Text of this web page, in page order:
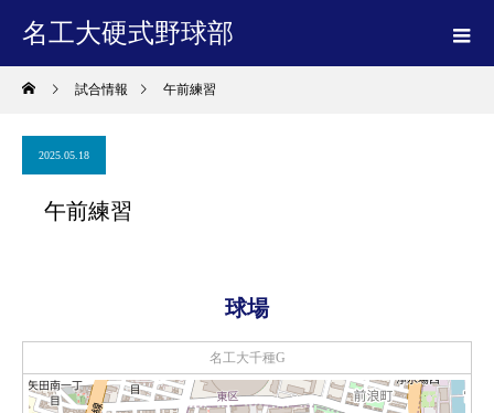
名工大硬式野球部
試合情報 午前練習
2025.05.18
午前練習
球場
名工大千種G